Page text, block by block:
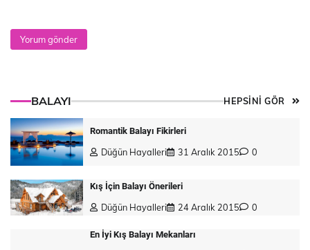
BALAYI HEPSİNİ GÖR
Romantik Balayı Fikirleri
Düğün Hayalleri 31 Aralık 2015 0
Kış İçin Balayı Önerileri
Düğün Hayalleri 24 Aralık 2015 0
En İyi Kış Balayı Mekanları